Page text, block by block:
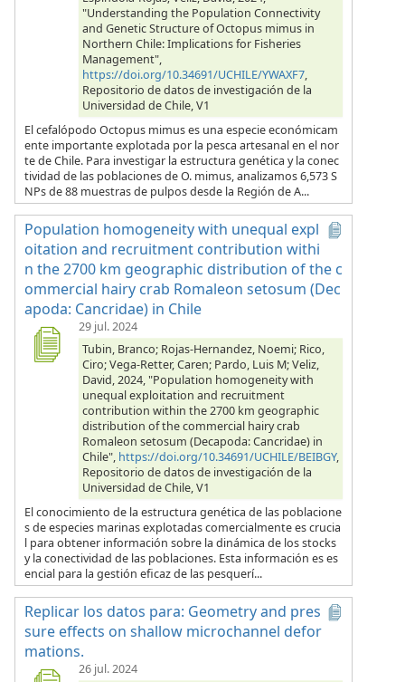
"Understanding the Population Connectivity
and Genetic Structure of Octopus mimus in
Northern Chile: Implications for Fisheries
Management",
https://doi.org/10.34691/UCHILE/YWAXF7,
Repositorio de datos de investigación de la
Universidad de Chile, V1
El cefalópodo Octopus mimus es una especie económicam
ente importante explotada por la pesca artesanal en el nor
te de Chile. Para investigar la estructura genética y la conec
tividad de las poblaciones de O. mimus, analizamos 6,573 S
NPs de 88 muestras de pulpos desde la Región de A...
Population homogeneity with unequal expl
oitation and recruitment contribution withi
n the 2700 km geographic distribution of the c
ommercial hairy crab Romaleon setosum (Dec
apoda: Cancridae) in Chile
29 jul. 2024
Tubin, Branco; Rojas-Hernandez, Noemi; Rico,
Ciro; Vega-Retter, Caren; Pardo, Luis M; Veliz,
David, 2024, "Population homogeneity with
unequal exploitation and recruitment
contribution within the 2700 km geographic
distribution of the commercial hairy crab
Romaleon setosum (Decapoda: Cancridae) in
Chile", https://doi.org/10.34691/UCHILE/BEIBGY,
Repositorio de datos de investigación de la
Universidad de Chile, V1
El conocimiento de la estructura genética de las poblacione
s de especies marinas explotadas comercialmente es crucia
l para obtener información sobre la dinámica de los stocks
y la conectividad de las poblaciones. Esta información es es
encial para la gestión eficaz de las pesquerí...
Replicar los datos para: Geometry and pres
sure effects on shallow microchannel defor
mations.
26 jul. 2024